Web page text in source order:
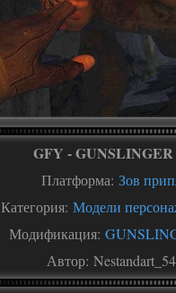
GFY - GUNSLINGER
Платформа: Зов
Категория: Модели
Модификация:
Автор: